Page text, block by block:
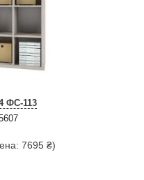
ФС-113
7695 ₴)